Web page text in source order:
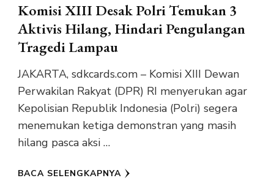
Komisi XIII Desak Polri Temukan 3
Aktivis Hilang, Hindari Pengulangan
Tragedi Lampau
JAKARTA, sdkcards.com – Komisi XIII Dewan
Perwakilan Rakyat (DPR) RI menyerukan agar
Kepolisian Republik Indonesia (Polri) segera
menemukan ketiga demonstran yang masih
hilang pasca aksi …
BACA SELENGKAPNYA